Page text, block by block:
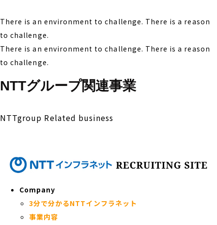
There is an environment to challenge. There is a reason
to challenge.
There is an environment to challenge. There is a reason
to challenge.
NTTグループ関連事業
NTTgroup Related business
Company
3分で分かるNTTインフラネット
事業内容